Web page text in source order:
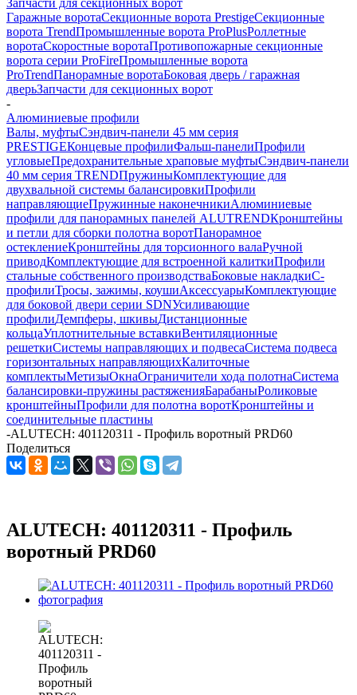
Запчасти для секционных ворот
Гаражные воротаСекционные ворота PrestigeСекционные
ворота TrendПромышленные ворота ProPlusРоллетные
воротаСкоростные воротаПротивопожарные секционные
ворота серии ProFireПромышленные ворота
ProTrendПанорамные воротаБоковая дверь / гаражная
дверьЗапчасти для секционных ворот
-
Алюминиевые профили
Валы, муфтыСэндвич-панели 45 мм серия
PRESTIGEКонцевые профилиФальш-панелиПрофили
угловыеПредохранительные храповые муфтыСэндвич-панели
40 мм серия TRENDПружиныКомплектующие для
двухвальной системы балансировкиПрофили
направляющиеПружинные наконечникиАлюминиевые
профили для панорамных панелей ALUTRENDКронштейны
и петли для сборки полотна воротПанорамное
остеклениеКронштейны для торсионного валаРучной
приводКомплектующие для встроенной калиткиПрофили
стальные собственного производстваБоковые накладкиС-
профилиТросы, зажимы, коушиАксессуарыКомплектующие
для боковой двери серии SDNУсиливающие
профилиДемпферы, шкивыДистанционные
кольцаУплотнительные вставкиВентиляционные
решеткиСистемы направляющих и подвесаСистема подвеса
горизонтальных направляющихКалиточные
комплектыМетизыОкнаОграничители хода полотнаСистема
балансировки-пружины растяженияБарабаныРоликовые
кронштейныПрофили для полотна воротКронштейны и
соединительные пластины
-ALUTECH: 401120311 - Профиль воротный PRD60
Поделиться
ALUTECH: 401120311 - Профиль
воротный PRD60